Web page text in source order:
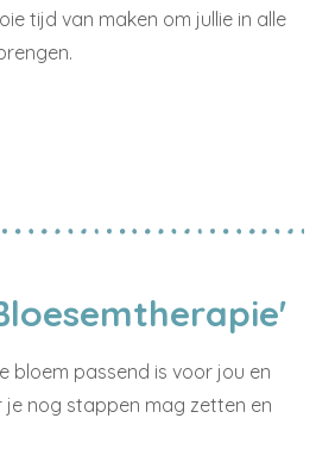
tijd van maken om jullie in alle
bloem passend is voor jou en
nog stappen mag zetten en